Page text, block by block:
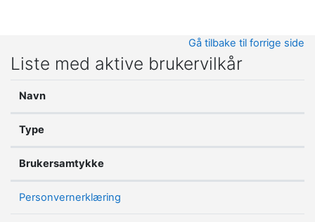
Gå tilbake til forrige side
Liste med aktive brukervilkår
Navn
Type
Brukersamtykke
Personvernerklæring